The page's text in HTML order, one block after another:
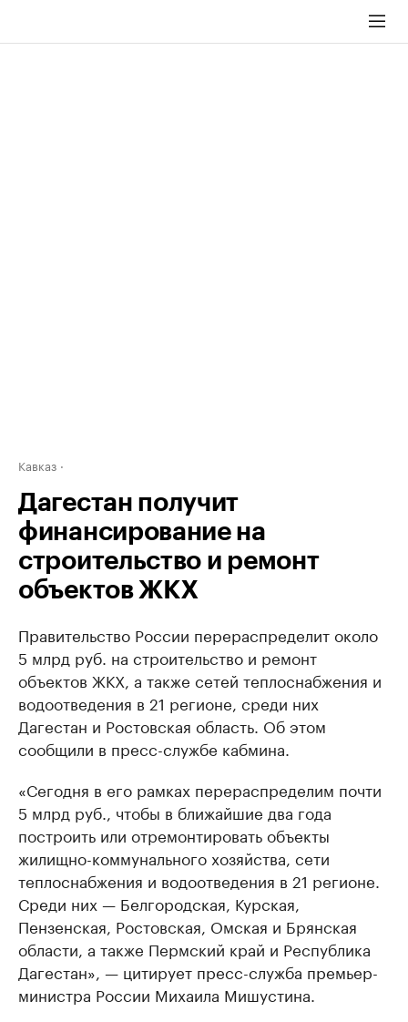
Кавказ
Дагестан получит
финансирование на
строительство и ремонт
объектов ЖКХ
Правительство России перераспределит около
5 млрд руб. на строительство и ремонт
объектов ЖКХ, а также сетей теплоснабжения и
водоотведения в 21 регионе, среди них
Дагестан и Ростовская область. Об этом
сообщили в пресс-службе кабмина.
«Сегодня в его рамках перераспределим почти
5 млрд руб., чтобы в ближайшие два года
построить или отремонтировать объекты
жилищно-коммунального хозяйства, сети
теплоснабжения и водоотведения в 21 регионе.
Среди них — Белгородская, Курская,
Пензенская, Ростовская, Омская и Брянская
области, а также Пермский край и Республика
Дагестан», — цитирует пресс-служба премьер-
министра России Михаила Мишустина.